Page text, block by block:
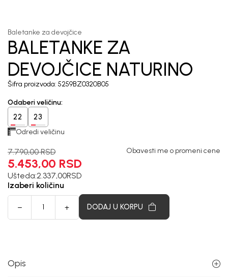
Baletanke za devojčice
BALETANKE ZA
DEVOJČICE NATURINO
Šifra proizvoda: 5259BZ0320B05
Odaberi veličinu:
22 23
Odredi veličinu
7.790,00 RSD
5.453,00 RSD
Ušteda:2.337,00RSD
Obavesti me o promeni cene
Izaberi količinu
DODAJ U KORPU
Opis